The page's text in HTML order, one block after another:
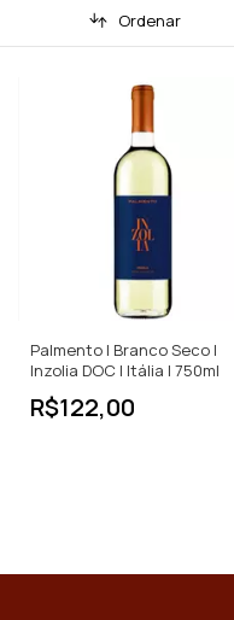
Ordenar
Palmento | Branco Seco |
Inzolia DOC | Itália | 750ml
R$122,00